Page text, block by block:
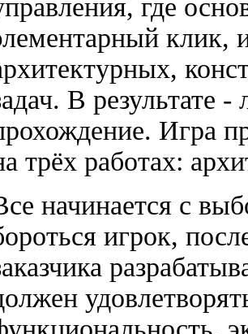
где
клик,
В результате
Игра
трёх работах:
начинается с
игрок,